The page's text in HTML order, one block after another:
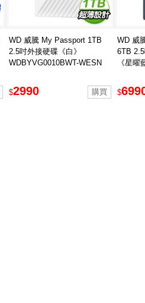
WD 威騰 My Passport 1TB
2.5吋外接硬碟《白》
WDBYVG0010BWT-WESN
$2990
WD 威
6TB
《星曜
$